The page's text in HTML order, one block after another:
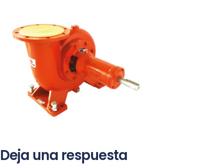
Deja una respuesta